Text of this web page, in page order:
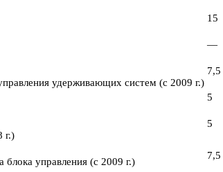
15
—
удерживающих систем (с 2009 г.)
7,5
5
г.)
5
блока управления (с 2009 г.)
7,5